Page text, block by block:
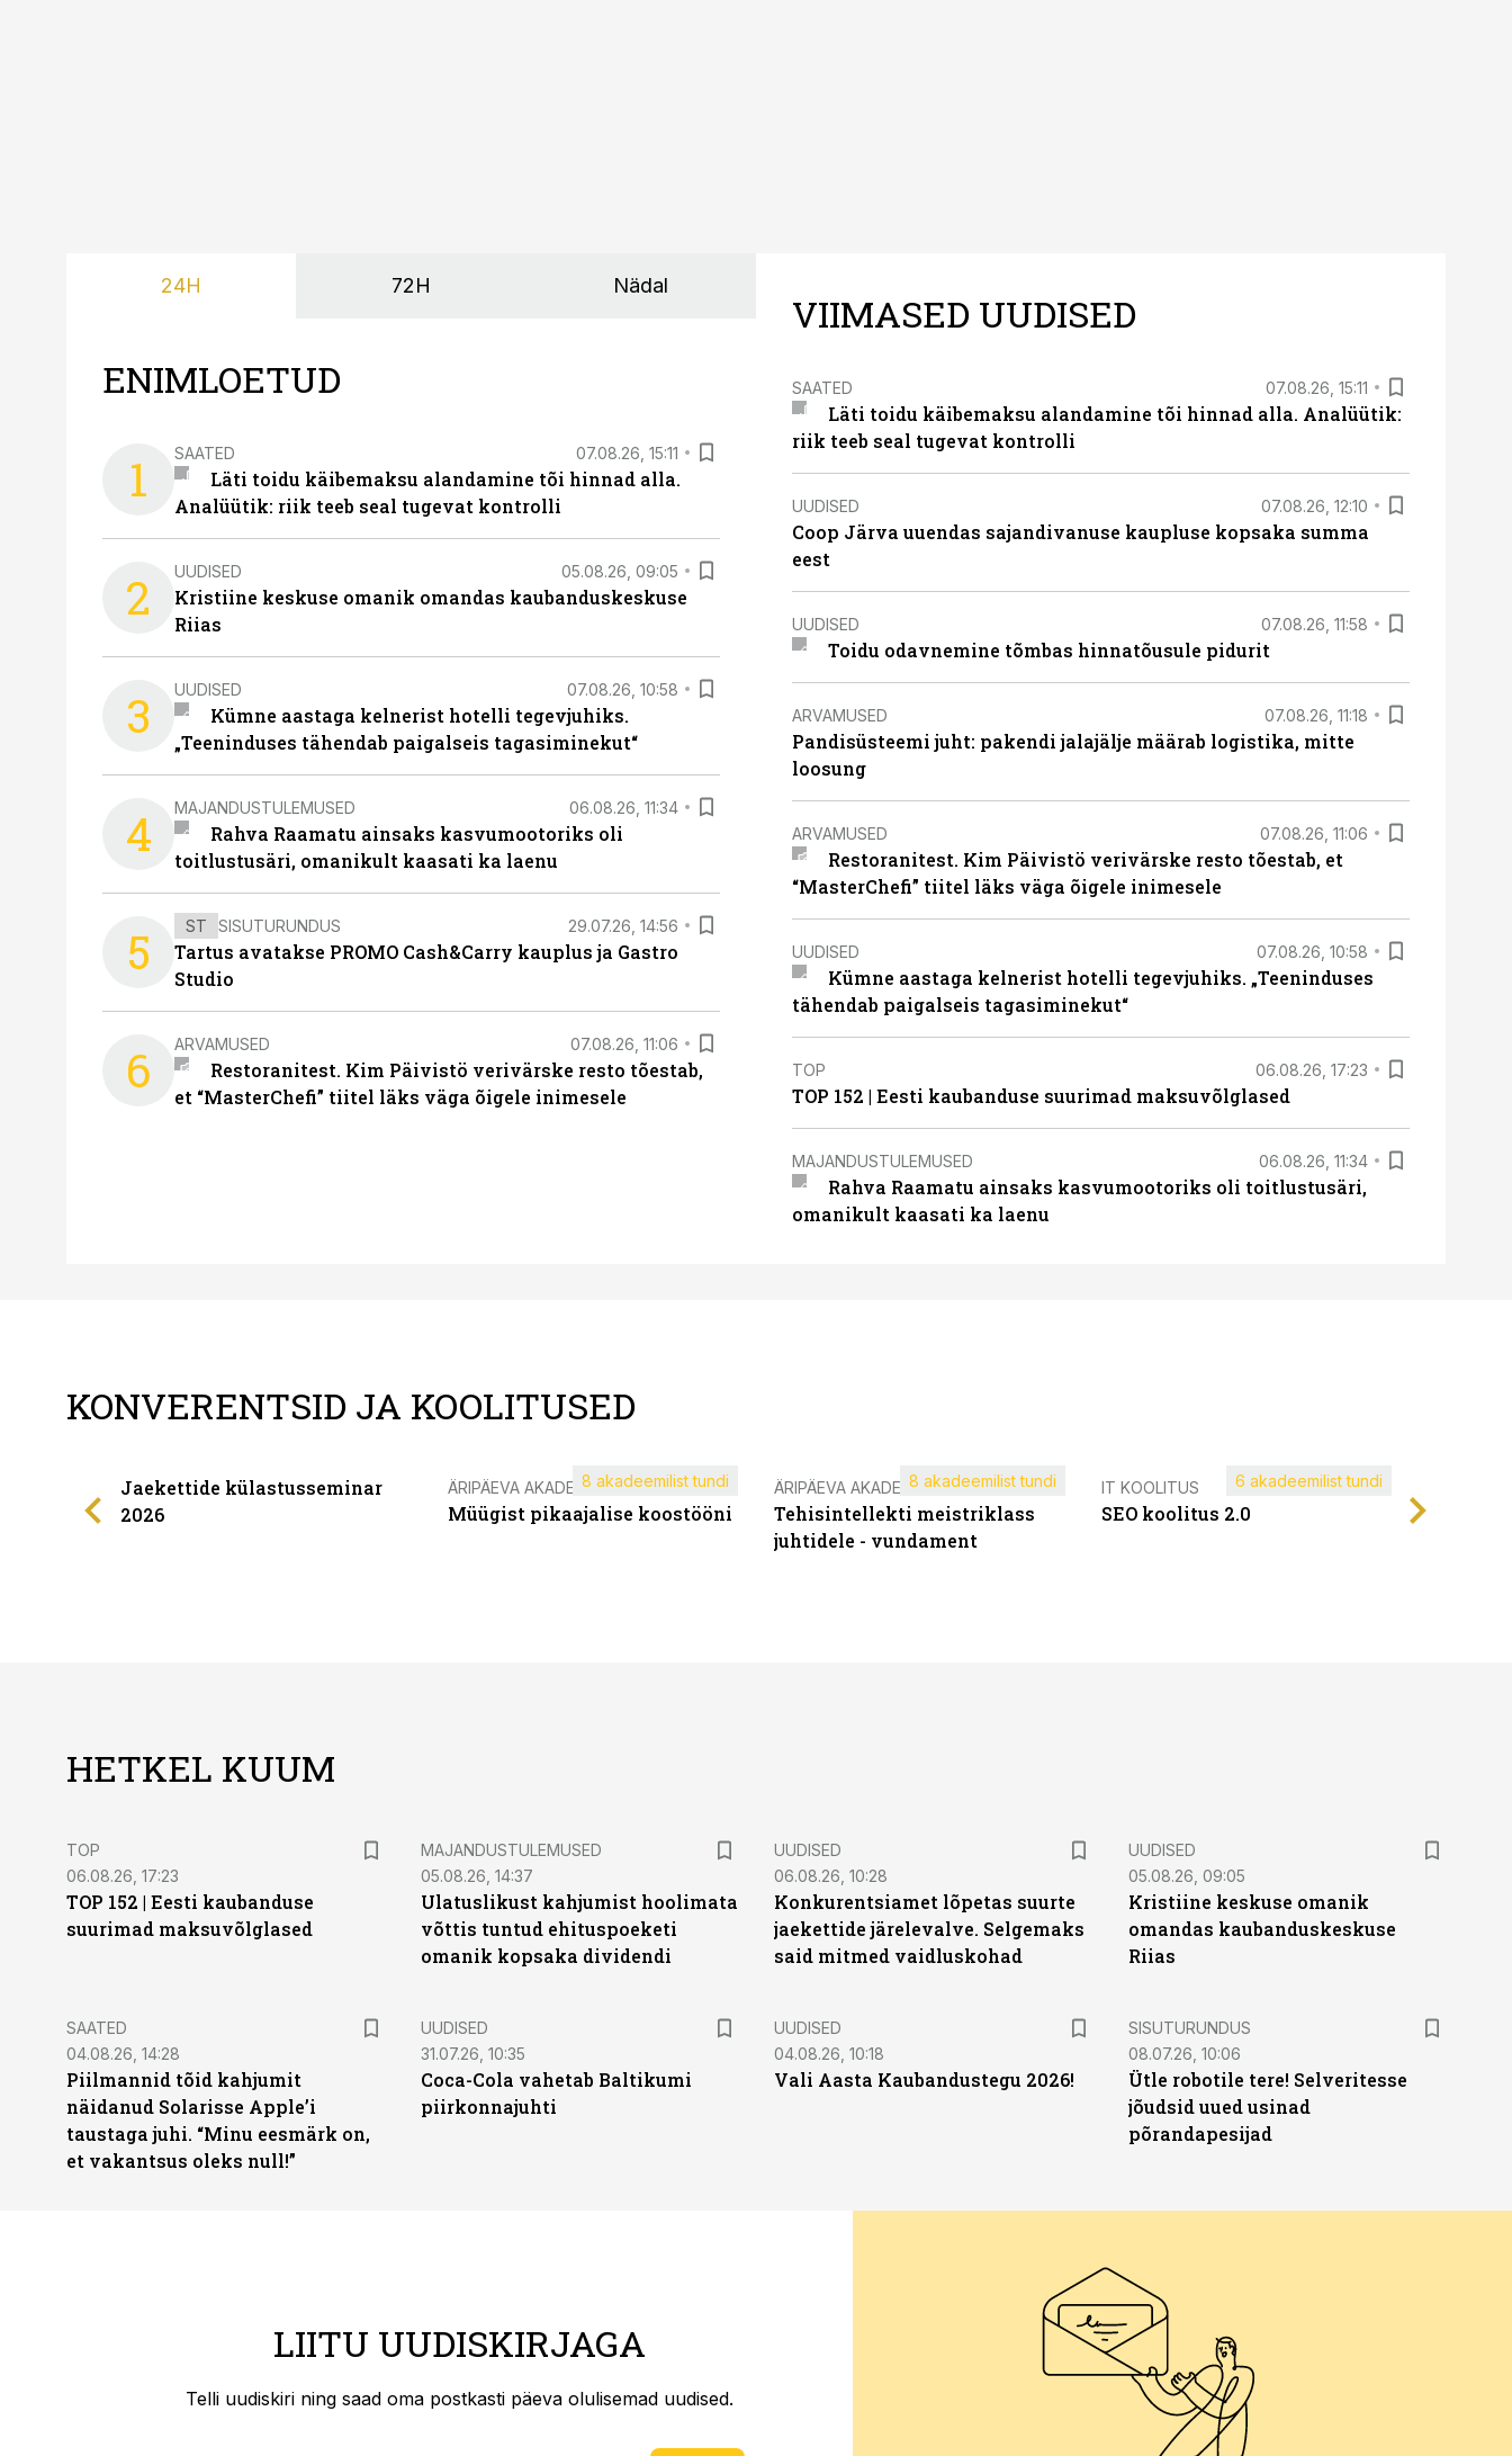
24H 72H Nädal
ENIMLOETUD
1 SAATED 07.08.26, 15:11
Läti toidu käibemaksu alandamine tõi hinnad alla.
Analüütik: riik teeb seal tugevat kontrolli
2 UUDISED 05.08.26, 09:05
Kristiine keskuse omanik omandas kaubanduskeskuse
Riias
3 UUDISED 07.08.26, 10:58
Kümne aastaga kelnerist hotelli tegevjuhiks.
„Teeninduses tähendab paigalseis tagasiminekut“
4 MAJANDUSTULEMUSED 06.08.26, 11:34
Rahva Raamatu ainsaks kasvumootoriks oli
toitlustusäri, omanikult kaasati ka laenu
5 ST SISUTURUNDUS 29.07.26, 14:56
Tartus avatakse PROMO Cash&Carry kauplus ja Gastro
Studio
6 ARVAMUSED 07.08.26, 11:06
Restoranitest. Kim Päivistö verivärske resto tõestab,
et “MasterChefi” tiitel läks väga õigele inimesele
VIIMASED UUDISED
SAATED 07.08.26, 15:11
Läti toidu käibemaksu alandamine tõi hinnad alla. Analüütik:
riik teeb seal tugevat kontrolli
UUDISED 07.08.26, 12:10
Coop Järva uuendas sajandivanuse kaupluse kopsaka summa
eest
UUDISED 07.08.26, 11:58
Toidu odavnemine tõmbas hinnatõusule pidurit
ARVAMUSED 07.08.26, 11:18
Pandisüsteemi juht: pakendi jalajälje määrab logistika, mitte
loosung
ARVAMUSED 07.08.26, 11:06
Restoranitest. Kim Päivistö verivärske resto tõestab, et
“MasterChefi” tiitel läks väga õigele inimesele
UUDISED 07.08.26, 10:58
Kümne aastaga kelnerist hotelli tegevjuhiks. „Teeninduses
tähendab paigalseis tagasiminekut“
TOP 06.08.26, 17:23
TOP 152 | Eesti kaubanduse suurimad maksuvõlglased
MAJANDUSTULEMUSED 06.08.26, 11:34
Rahva Raamatu ainsaks kasvumootoriks oli toitlustusäri,
omanikult kaasati ka laenu
KONVERENTSID JA KOOLITUSED
Jaekettide külastusseminar
2026
ÄRIPÄEVA AKADEEMIA
Müügist pikaajalise koostööni
8 akadeemilist tundi ÄRIPÄEVA AKADEEMIA
Tehisintellekti meistriklass
juhtidele - vundament
8 akadeemilist tundi IT KOOLITUS
SEO koolitus 2.0
6 akadeemilist tundi
HETKEL KUUM
TOP
06.08.26, 17:23
TOP 152 | Eesti kaubanduse
suurimad maksuvõlglased
MAJANDUSTULEMUSED
05.08.26, 14:37
Ulatuslikust kahjumist hoolimata
võttis tuntud ehituspoeketi
omanik kopsaka dividendi
UUDISED
06.08.26, 10:28
Konkurentsiamet lõpetas suurte
jaekettide järelevalve. Selgemaks
said mitmed vaidluskohad
UUDISED
05.08.26, 09:05
Kristiine keskuse omanik
omandas kaubanduskeskuse
Riias
SAATED
04.08.26, 14:28
Piilmannid tõid kahjumit
näidanud Solarisse Apple’i
taustaga juhi. “Minu eesmärk on,
et vakantsus oleks null!”
UUDISED
31.07.26, 10:35
Coca-Cola vahetab Baltikumi
piirkonnajuhti
UUDISED
04.08.26, 10:18
Vali Aasta Kaubandustegu 2026!
ST
SISUTURUNDUS
08.07.26, 10:06
Ütle robotile tere! Selveritesse
jõudsid uued usinad
põrandapesijad
LIITU UUDISKIRJAGA
Telli uudiskiri ning saad oma postkasti päeva olulisemad uudised.